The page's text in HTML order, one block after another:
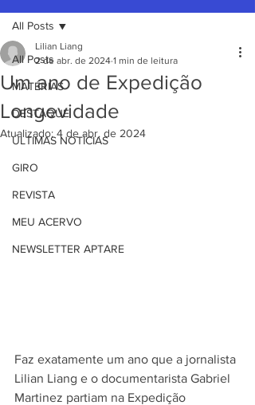
All Posts
MATÉRIAS
DESTAQUE
ÚLTIMAS NOTÍCIAS
GIRO
REVISTA
MEU ACERVO
NEWSLETTER APTARE
All Posts
Um ano de Expedição
Longevidade
Lilian Liang
2 de abr. de 2024 1 min de leitura
Atualizado: 4 de abr. de 2024
Faz exatamente um ano que a jornalista
Lilian Liang e o documentarista Gabriel
Martinez partiam na Expedição